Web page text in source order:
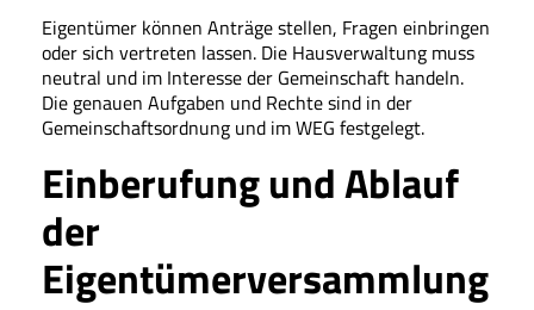
Eigentümer können Anträge stellen, Fragen einbringen
oder sich vertreten lassen. Die Hausverwaltung muss
neutral und im Interesse der Gemeinschaft handeln.
Die genauen Aufgaben und Rechte sind in der
Gemeinschaftsordnung und im WEG festgelegt.
Einberufung und Ablauf
der
Eigentümerversammlung